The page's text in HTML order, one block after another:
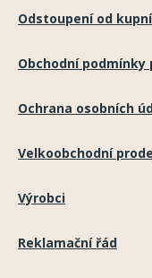
Odstoupení od
Obchodní
Ochrana osobních
Velkoobchodní
Výrobci
Reklamační řád